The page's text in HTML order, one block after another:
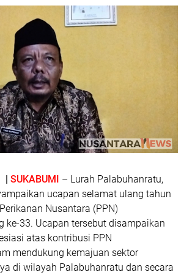
| SUKABUMI – Lurah Palabuhanratu,
ucapan selamat ulang tahun
Nusantara (PPN)
ke-33. Ucapan tersebut disampaikan
atas kontribusi PPN
mendukung kemajuan sektor
di wilayah Palabuhanratu dan secara